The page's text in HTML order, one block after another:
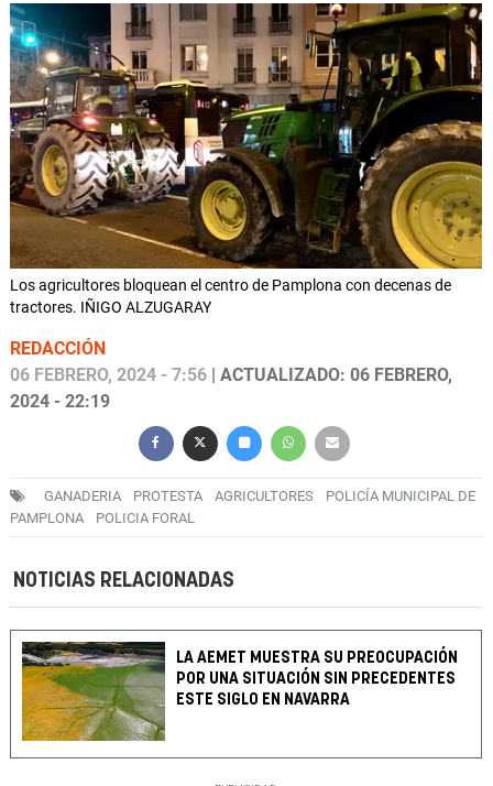
Los agricultores bloquean el centro de Pamplona con decenas de
tractores. IÑIGO ALZUGARAY
REDACCIÓN
06 FEBRERO, 2024 - 7:56 | ACTUALIZADO: 06 FEBRERO,
2024 - 22:19
GANADERIA PROTESTA AGRICULTORES
POLICÍA MUNICIPAL DE
PAMPLONA
POLICIA FORAL
NOTICIAS RELACIONADAS
LA AEMET MUESTRA SU PREOCUPACIÓN
POR UNA SITUACIÓN SIN PRECEDENTES
ESTE SIGLO EN NAVARRA